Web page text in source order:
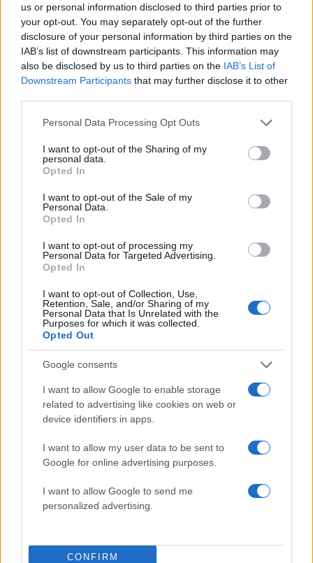
us or personal information disclosed to third parties prior to
your opt-out. You may separately opt-out of the further
disclosure of your personal information by third parties on the
IAB’s list of downstream participants. This information may
also be disclosed by us to third parties on the IAB’s List of
Downstream Participants that may further disclose it to other
Please note that this website/app uses one or more Google
not limited to your visit or usage behaviour. You may click to
grant or deny consent to Google and its third-party tags to
use your data for below specified purposes in below Google
consent section.
Personal Data Processing Opt Outs
I want to opt-out of the Sharing of my
personal data.
Opted In
I want to opt-out of the Sale of my
Personal Data.
Opted In
I want to opt-out of processing my
Personal Data for Targeted Advertising.
Opted In
I want to opt-out of Collection, Use,
Retention, Sale, and/or Sharing of my
Personal Data that Is Unrelated with the
Purposes for which it was collected.
Opted Out
Google consents
I want to allow Google to enable storage
related to advertising like cookies on web or
device identifiers in apps.
I want to allow my user data to be sent to
Google for online advertising purposes.
I want to allow Google to send me
personalized advertising.
CONFIRM
Ανδρομάχη: «Κάποιοι άντρες είναι απλά
κατώτεροι των περιστάσεων»
09.08.2026
H Βαλέρια Χοψονίδου βάφτισε τον μονάκριβο
γιο της στην Βουλιαγμένη – Φωτογραφίες
09.08.2026